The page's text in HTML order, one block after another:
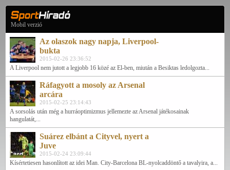
Mobil verzió
Az olaszok nagy napja, Liverpool-
bukta
2015-02-26 23:36:52
A Liverpool nem jutott a legjobb 16 közé az El-ben, miután a Besiktas ledolgozta...
Ráfagyott a mosoly az Arsenal
arcára
2015-02-25 23:14:43
A sorsolás után még a hurráoptimizmus jellemezte az Arsenal játékosainak
hangulatát,...
Suárez elbánt a Cityvel, nyert a
Juve
2015-02-24 23:09:44
Kísértetiesen hasonlított az idei Man. City-Barcelona BL-nyolcaddöntő a tavalyira, a...